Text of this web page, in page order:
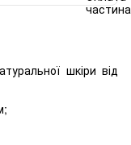
шкіри від